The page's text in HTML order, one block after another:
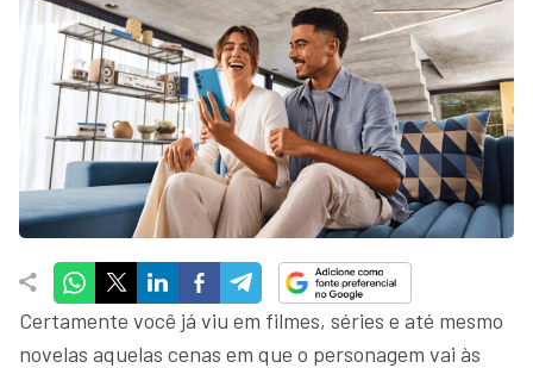
Certamente você já viu em filmes, séries e até mesmo
novelas aquelas cenas em que o personagem vai às